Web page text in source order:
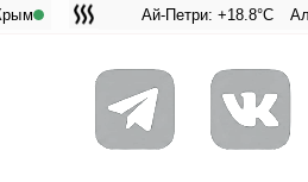
Ай-Петри: +18.8°C Алушта: